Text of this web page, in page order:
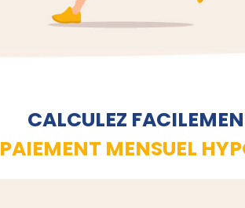
CALCULEZ
PAIEMENT MENSUEL